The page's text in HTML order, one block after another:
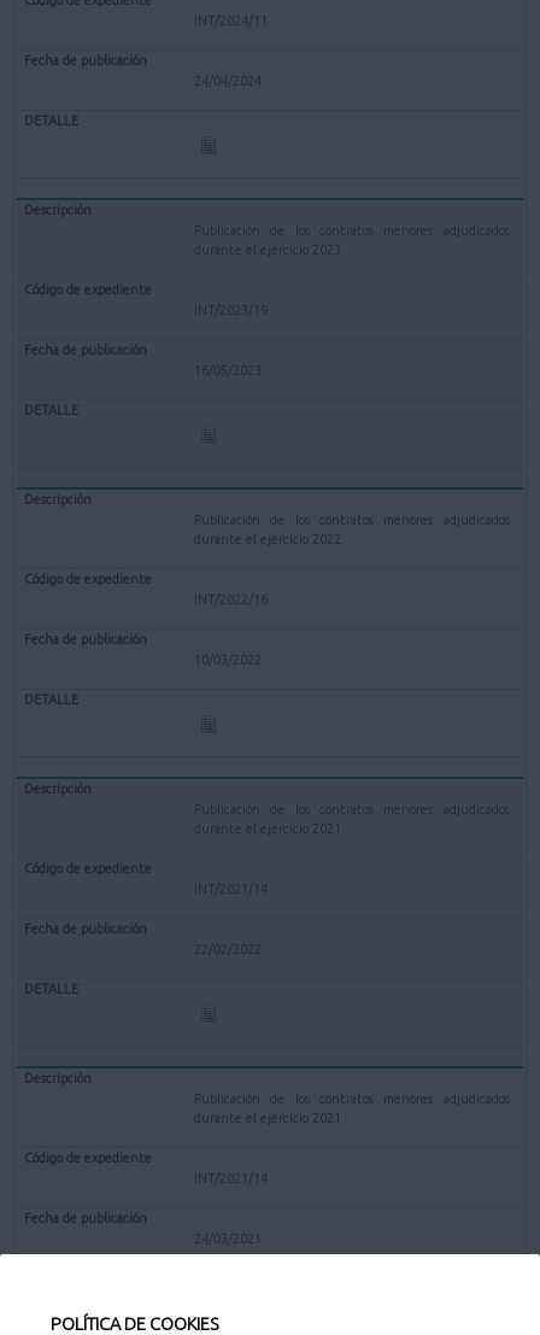
POLÍTICA DE COOKIES
INT/2024/11
24/04/2024
Publicación de los contratos menores adjudicados
durante el ejercicio 2023
INT/2023/19
16/05/2023
Publicación de los contratos menores adjudicados
durante el ejercicio 2022
INT/2022/16
10/03/2022
Publicación de los contratos menores adjudicados
durante el ejercicio 2021
INT/2021/14
22/02/2022
Publicación de los contratos menores adjudicados
durante el ejercicio 2021
INT/2021/14
24/03/2021